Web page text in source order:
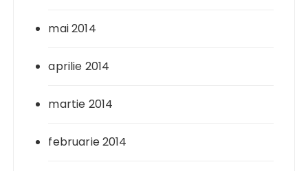
mai 2014
aprilie 2014
martie 2014
februarie 2014